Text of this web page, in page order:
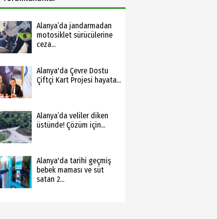
Alanya’da jandarmadan
motosiklet sürücülerine
ceza...
Alanya'da Çevre Dostu
Çiftçi Kart Projesi hayata...
Alanya’da veliler diken
üstünde! Çözüm için...
Alanya'da tarihi geçmiş
bebek maması ve süt
satan 2...